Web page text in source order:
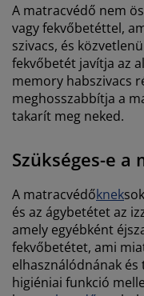
A matracvédő nem
vagy fekvőbetéttel,
szivacs, és
fekvőbetét javítja az
memory habszivacs
meghosszabbítja a
takarít meg neked.
Szükséges-e a
A matracvédőknek
és az ágybetétet az
amely egyébként
fekvőbetétet, ami
elhasználódnának
higiéniai funkció